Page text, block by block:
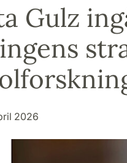
Gulz
2026